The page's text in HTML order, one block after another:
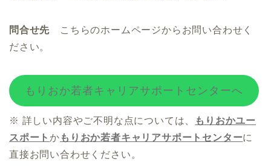
問合せ先 こちらのホームページからお問い合わせく
ださい。
もりおか若者キャリアサポートセンターへ
※ 詳しい内容やご不明な点については、
もりおかユー
スポートか もりおか若者キャリアサポートセンターに
直接お問い合わせください。